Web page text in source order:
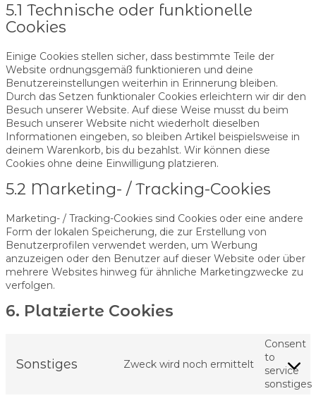
5.1 Technische oder funktionelle
Cookies
Einige Cookies stellen sicher, dass bestimmte Teile der
Website ordnungsgemäß funktionieren und deine
Benutzereinstellungen weiterhin in Erinnerung bleiben.
Durch das Setzen funktionaler Cookies erleichtern wir dir den
Besuch unserer Website. Auf diese Weise musst du beim
Besuch unserer Website nicht wiederholt dieselben
Informationen eingeben, so bleiben Artikel beispielsweise in
deinem Warenkorb, bis du bezahlst. Wir können diese
Cookies ohne deine Einwilligung platzieren.
5.2 Marketing- / Tracking-Cookies
Marketing- / Tracking-Cookies sind Cookies oder eine andere
Form der lokalen Speicherung, die zur Erstellung von
Benutzerprofilen verwendet werden, um Werbung
anzuzeigen oder den Benutzer auf dieser Website oder über
mehrere Websites hinweg für ähnliche Marketingzwecke zu
verfolgen.
6. Platzierte Cookies
Sonstiges Zweck wird noch ermittelt
Consent
to
service
sonstiges